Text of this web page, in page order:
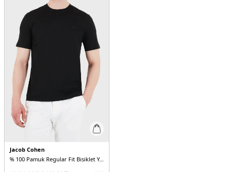
Jacob Cohen
% 100 Pamuk Regular Fit Bisiklet Yaka Erkek T Shirt